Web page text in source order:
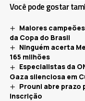
Você pode gostar
Maiores
da Copa do Brasil
Ninguém acerta
165 milhões
Especialistas da
Gaza silenciosa em
Prouni abre prazo
inscrição